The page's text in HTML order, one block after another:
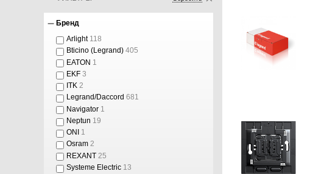
Бренд
Arlight 118
Bticino (Legrand) 405
EATON 1
EKF 3
ITK 2
Legrand/Daccord 681
Navigator 1
Neptun 19
ONI 1
Osram 2
REXANT 25
Systeme Electric 13